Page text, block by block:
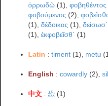
ὀρρωδῶ (1),φοβηθέντος
φοβούμενος (2),
(1),δέδοικας (1),δείσωσ᾽
(1),ἐκφοβεῖσθ᾽ (1)
Latin :timent (1), metu
English :cowardly (2),
中文 :恐 (1)